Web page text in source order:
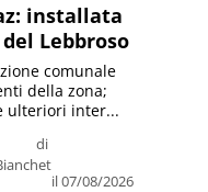
installata
Lebbroso
di
il 07/08/2026
comunale
della zona;
ulteriori inter...